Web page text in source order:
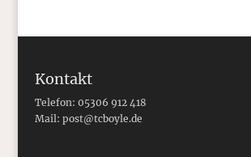
Kontakt
Telefon: 05306 912 418
Mail: post@tcboyle.de